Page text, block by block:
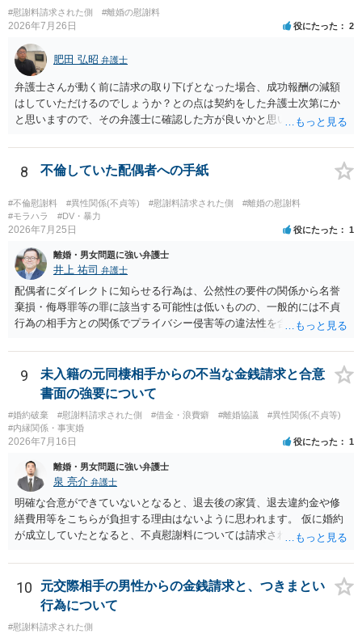
姻共同生活の平穏を害したとして、例外的に慰謝料支払義務が肯定さ
れることもあります。 すでに弁護士に依頼されているのであれば、車
の購入事情も含めて説明し、支払能力の問題と、そもそもの慰謝料額
の相当性を分けて交渉してもらう方がよいでしょう。
#慰謝料請求された側 #離婚の慰謝料
2026年7月26日 役にたった 2
肥田 弘昭 弁護士
弁護士さんが動く前に請求の取り下げとなった場合、成功報酬の減額
はしていただけるのでしょうか？との点は契約をした弁護士次第にか
と思いますので、その弁護士に確認した方が良いかと思います。ご参
8 不倫していた配偶者への手紙
#不倫慰謝料 #異性関係(不貞等) #慰謝料請求された側
#離婚の慰謝料
#モラハラ
#DV・暴力
2026年7月25日 役にたった 1
離婚・男女問題に強い弁護士
井上 祐司 弁護士
配偶者にダイレクトに知らせる行為は、公然性の要件の関係から名誉
棄損・侮辱罪等の罪に該当する可能性は低いものの、一般的には不貞
行為の相手方との関係でプライバシー侵害等の違法性を含む行為で
ため、弁護士としては推奨しないことが一般的かと思います。
9
未入籍の元同棲相手からの不当な金銭請求と合意
書面の強要について
#婚約破棄 #慰謝料請求された側 #借金・浪費癖 #離婚協議
#異性関係(不貞等)
#内縁関係・事実婚
2026年7月16日 役にたった 1
離婚・男女問題に強い弁護士
泉 亮介 弁護士
明確な合意ができていないとなると、退去後の家賃、退去違約金や修
繕費用等をこちらが負担する理由はないように思われます。 仮に婚約
が成立していたとなると、不貞慰謝料については請求される可能性が
れば早めに弁護士に相談し、弁護士から回答をさせると良いでしょ
う。
10
元交際相手の男性からの金銭請求と、つきまとい
行為について
#慰謝料請求された側